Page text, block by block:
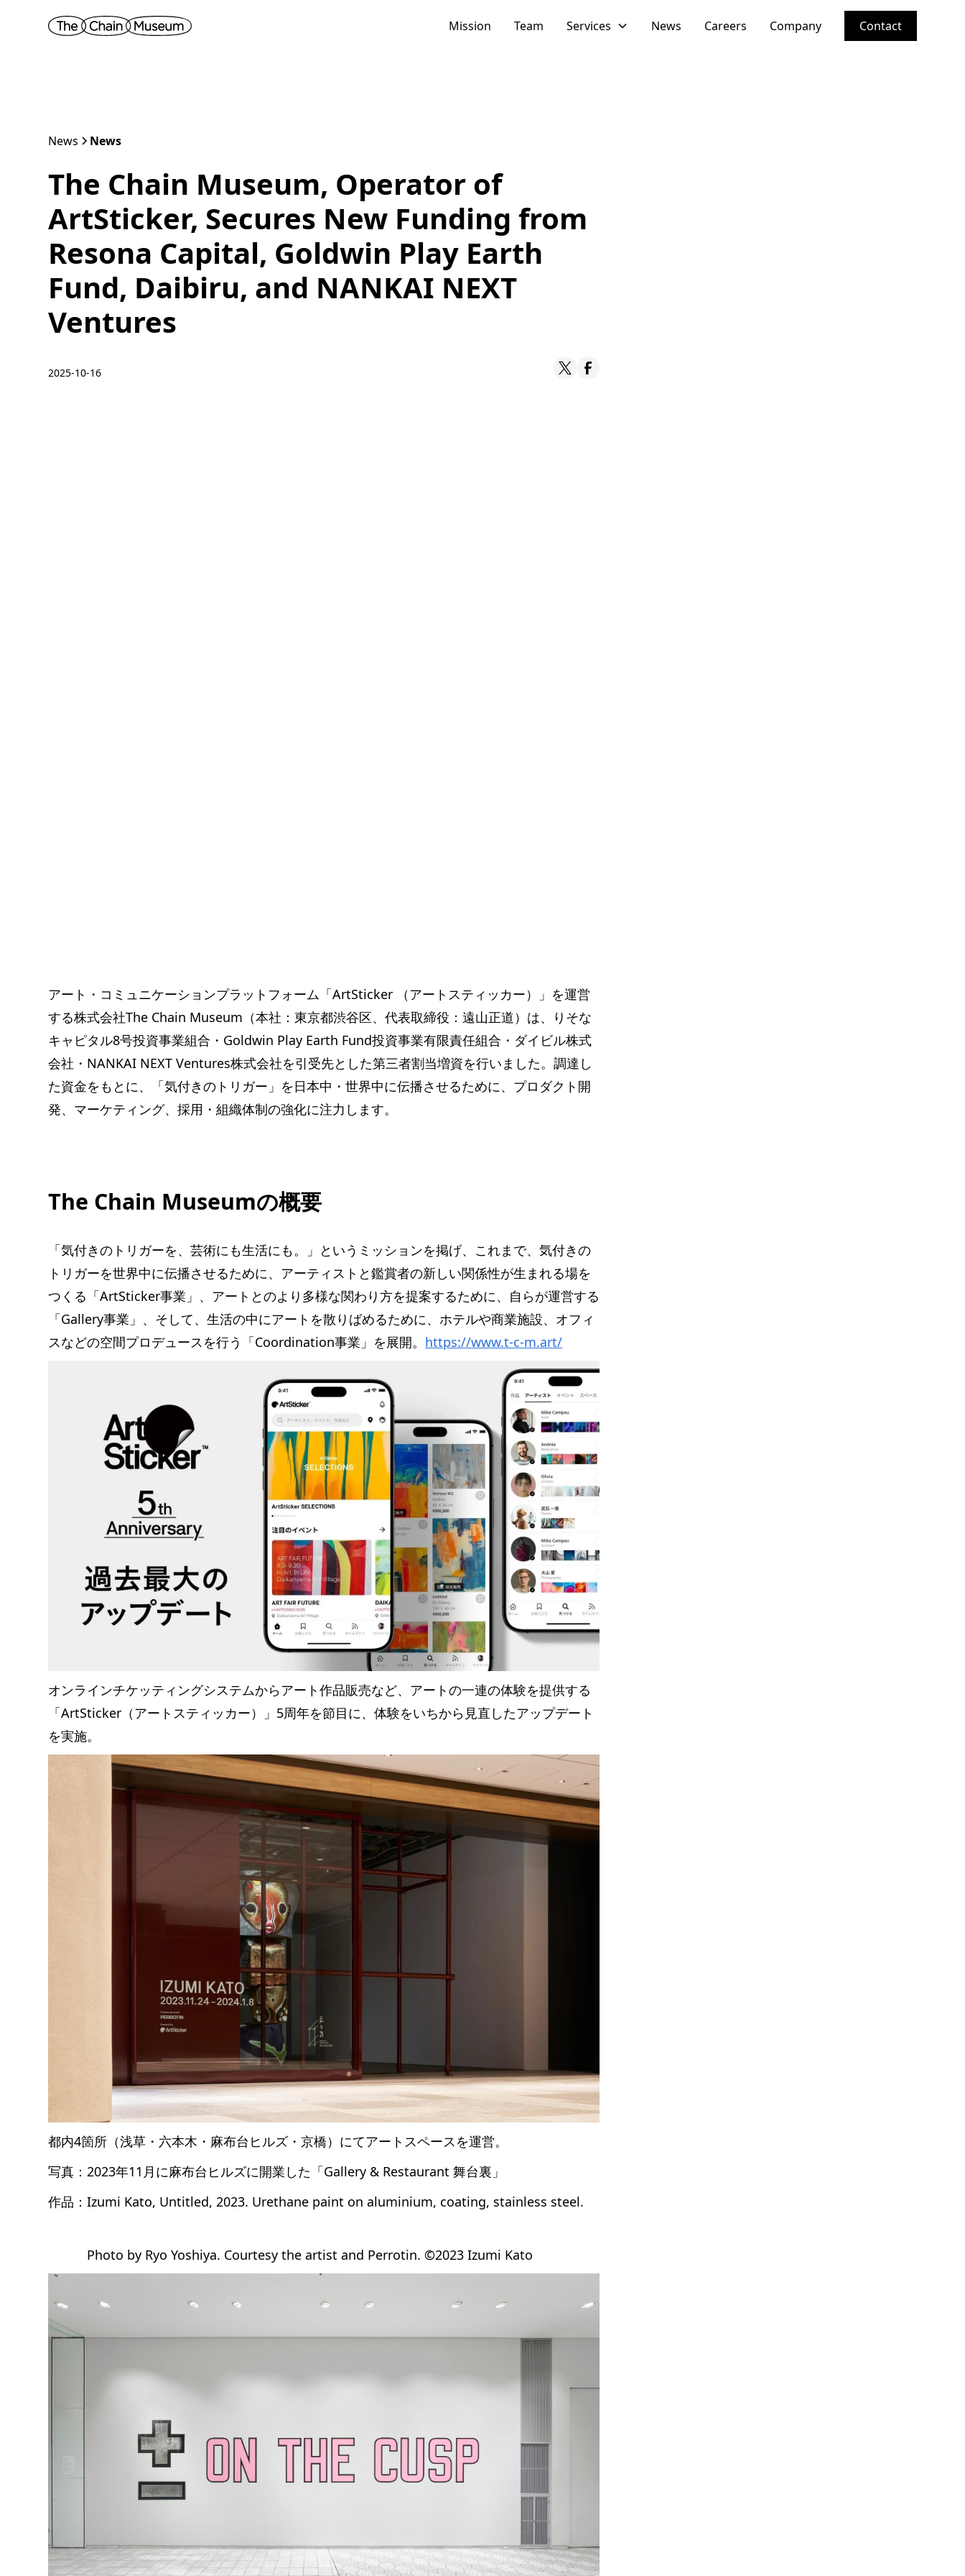
Mission Team Services News Careers Company Contact
News News
The Chain Museum, Operator of
ArtSticker, Secures New Funding from
Resona Capital, Goldwin Play Earth
Fund, Daibiru, and NANKAI NEXT
Ventures
2025-10-16
アート・コミュニケーションプラットフォーム「ArtSticker （アートスティッカー）」を運営
する株式会社The Chain Museum（本社：東京都渋谷区、代表取締役：遠山正道）は、りそな
キャピタル8号投資事業組合・Goldwin Play Earth Fund投資事業有限責任組合・ダイビル株式
会社・NANKAI NEXT Ventures株式会社を引受先とした第三者割当増資を行いました。調達し
た資金をもとに、「気付きのトリガー」を日本中・世界中に伝播させるために、プロダクト開
発、マーケティング、採用・組織体制の強化に注力します。
The Chain Museumの概要
「気付きのトリガーを、芸術にも生活にも。」というミッションを掲げ、これまで、気付きの
トリガーを世界中に伝播させるために、アーティストと鑑賞者の新しい関係性が生まれる場を
つくる「ArtSticker事業」、アートとのより多様な関わり方を提案するために、自らが運営する
「Gallery事業」、そして、生活の中にアートを散りばめるために、ホテルや商業施設、オフィ
スなどの空間プロデュースを行う「Coordination事業」を展開。 https://www.t-c-m.art/
オンラインチケッティングシステムからアート作品販売など、アートの一連の体験を提供する
「ArtSticker（アートスティッカー）」5周年を節目に、体験をいちから見直したアップデート
を実施。
都内4箇所（浅草・六本木・麻布台ヒルズ・京橋）にてアートスペースを運営。
写真：2023年11月に麻布台ヒルズに開業した「Gallery & Restaurant 舞台裏」
作品：Izumi Kato, Untitled, 2023. Urethane paint on aluminium, coating, stainless steel.
Photo by Ryo Yoshiya. Courtesy the artist and Perrotin. ©2023 Izumi Kato